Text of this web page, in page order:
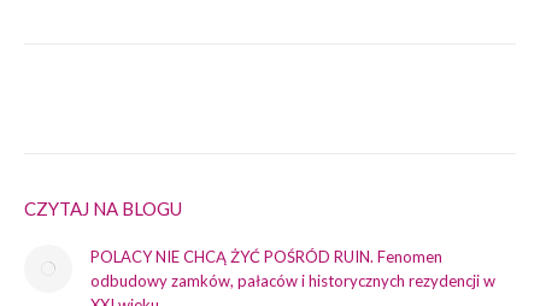
CZYTAJ NA BLOGU
POLACY NIE CHCĄ ŻYĆ POŚRÓD RUIN. Fenomen
odbudowy zamków, pałaców i historycznych rezydencji w